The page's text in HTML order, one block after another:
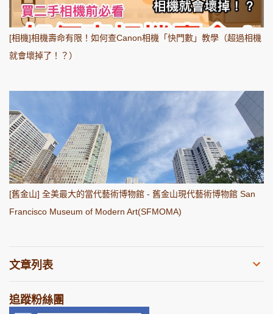
[相機]相機壽命有限！如何查Canon相機「快門數」教學（超過相機
就會壞掉了！？）
[舊金山] 全美最大的當代藝術博物館 - 舊金山現代藝術博物館 San
Francisco Museum of Modern Art(SFMOMA)
文章列表
追蹤粉絲團